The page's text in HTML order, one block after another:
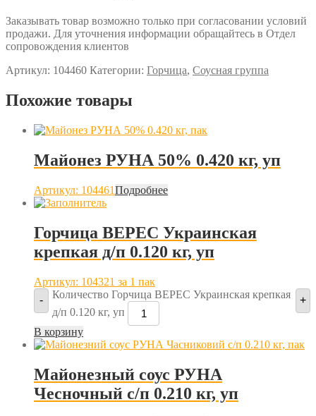
Заказывать товар возможно только при согласовании условий
продажи. Для уточнения информации обращайтесь в Отдел
сопровождения клиентов
Артикул: 104460 Категории: Горчица, Соусная группа
Похожие товары
Майонез РУНА 50% 0.420 кг, уп
Артикул: 104461Подробнее
Горчица ВЕРЕС Украинская
крепкая д/п 0.120 кг, уп
Артикул: 104321 за 1 пак
-
Количество Горчица ВЕРЕС Украинская крепкая
д/п 0.120 кг, уп
+
В корзину
Майонезный соус РУНА
Чесночный с/п 0.210 кг, уп